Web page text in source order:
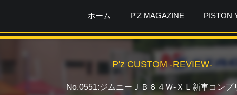
ホーム P'Z MAGAZINE PISTON
P'z CUSTOM -REVIEW-
No.0551:ジムニーＪＢ６４Ｗ-ＸＬ新車コンプ